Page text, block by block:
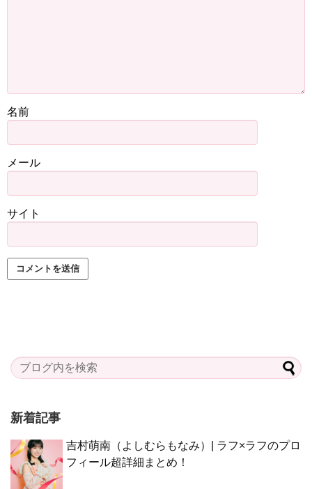
名前
メール
サイト
新着記事
吉村萌南（よしむらもなみ）| ラフ×ラフのプロ
フィール超詳細まとめ！